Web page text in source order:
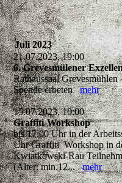
Juli 2023
21.07.2023, 19:00
6. Grevesmülener
Rathaussaal
Spende erbetenmehr
15.07.2023, 10:00
Graffiti-Workshop
bis 17:00 Uhr in der
Uhr Graffiti_Workshop in
Kwiatkowski-Rau
(Alter: min.12...mehr